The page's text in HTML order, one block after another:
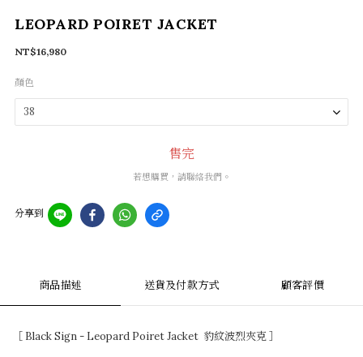
LEOPARD POIRET JACKET
NT$16,980
顏色
售完
若想購買，請聯絡我們。
分享到
商品描述 送貨及付款方式 顧客評價
［ Black Sign - Leopard Poiret Jacket 豹紋波烈夾克 ］